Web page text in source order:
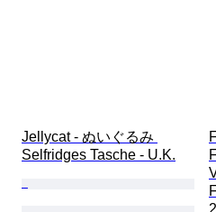
Jellycat - ぬいぐるみ
Selfridges Tasche - U.K.